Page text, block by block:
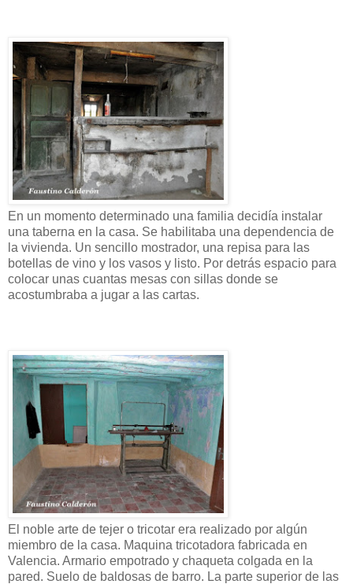
En un momento determinado una familia decidía instalar
una taberna en la casa. Se habilitaba una dependencia de
la vivienda. Un sencillo mostrador, una repisa para las
botellas de vino y los vasos y listo. Por detrás espacio para
colocar unas cuantas mesas con sillas donde se
acostumbraba a jugar a las cartas.
El noble arte de tejer o tricotar era realizado por algún
miembro de la casa. Maquina tricotadora fabricada en
Valencia. Armario empotrado y chaqueta colgada en la
pared. Suelo de baldosas de barro. La parte superior de las